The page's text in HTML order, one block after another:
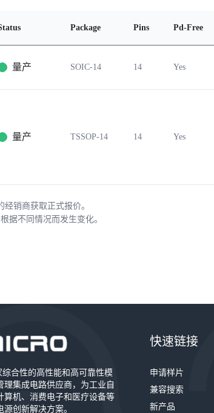
Package Pins Pd-Free
量产 SOIC-14 14 Yes
量产 TSSOP-14 14 Yes
销商获取正式报价。
据不同情况而发生变化。
合性的高性能和高可靠性模
集成电路供应商，为工业自
算机、消费电子和医疗设备等
创新解决方案。
快速链接
申请样片
兼容搜索
新产品